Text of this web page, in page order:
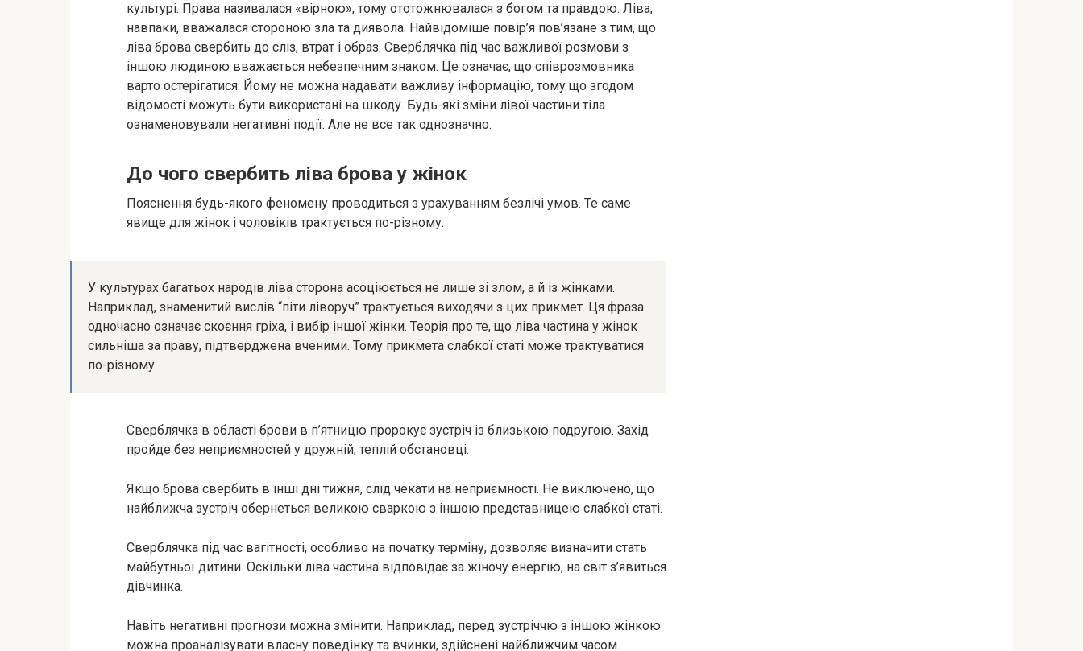
культурі. Права називалася «вірною», тому ототожнювалася з богом та правдою. Ліва,
навпаки, вважалася стороною зла та диявола. Найвідоміше повір’я пов’язане з тим, що
ліва брова свербить до сліз, втрат і образ. Сверблячка під час важливої ​​розмови з
іншою людиною вважається небезпечним знаком. Це означає, що співрозмовника
варто остерігатися. Йому не можна надавати важливу інформацію, тому що згодом
відомості можуть бути використані на шкоду. Будь-які зміни лівої частини тіла
ознаменовували негативні події. Але не все так однозначно.
До чого свербить ліва брова у жінок
Пояснення будь-якого феномену проводиться з урахуванням безлічі умов. Те саме
явище для жінок і чоловіків трактується по-різному.
У культурах багатьох народів ліва сторона асоціюється не лише зі злом, а й із жінками.
Наприклад, знаменитий вислів “піти ліворуч” трактується виходячи з цих прикмет. Ця фраза
одночасно означає скоєння гріха, і вибір іншої жінки. Теорія про те, що ліва частина у жінок
сильніша за праву, підтверджена вченими. Тому прикмета слабкої статі може трактуватися
по-різному.
Сверблячка в області брови в п’ятницю пророкує зустріч із близькою подругою. Захід
пройде без неприємностей у дружній, теплій обстановці.
Якщо брова свербить в інші дні тижня, слід чекати на неприємності. Не виключено, що
найближча зустріч обернеться великою сваркою з іншою представницею слабкої статі.
Сверблячка під час вагітності, особливо на початку терміну, дозволяє визначити стать
майбутньої дитини. Оскільки ліва частина відповідає за жіночу енергію, на світ з’явиться
дівчинка.
Навіть негативні прогнози можна змінити. Наприклад, перед зустріччю з іншою жінкою
можна проаналізувати власну поведінку та вчинки, здійснені найближчим часом.